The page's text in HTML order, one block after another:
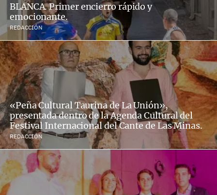
BLANCA. Primer encierro rápido y
emocionante.
REDACCIÓN
«Peña Cultural Taurina de La Unión»,
presentada dentro de la Agenda Cultural del
Festival Internacional del Cante de Las Minas.
REDACCIÓN